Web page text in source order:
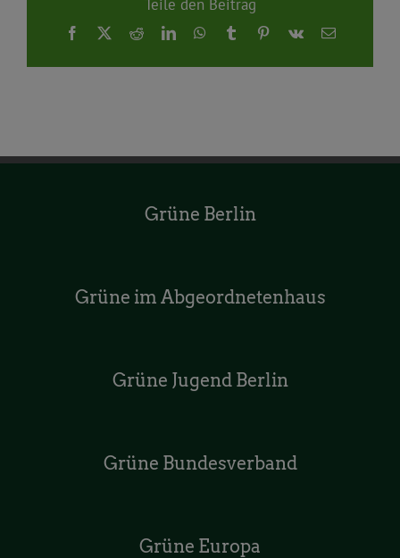
Facebook
X RedditLinkedInWhatsApp
TumblrPinterest
Vk
E-
Grüne Berlin
Grüne im Abgeordnetenhaus
Grüne Jugend Berlin
Grüne Bundesverband
Grüne Europa